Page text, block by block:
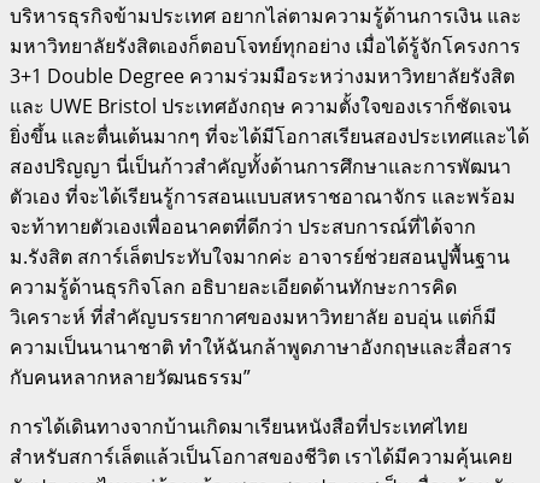
บริหารธุรกิจข้ามประเทศ อยากไล่ตามความรู้ด้านการเงิน และ
มหาวิทยาลัยรังสิตเองก็ตอบโจทย์ทุกอย่าง เมื่อได้รู้จักโครงการ
3+1 Double Degree ความร่วมมือระหว่างมหาวิทยาลัยรังสิต
และ UWE Bristol ประเทศอังกฤษ ความตั้งใจของเราก็ชัดเจน
ยิ่งขึ้น และตื่นเต้นมากๆ ที่จะได้มีโอกาสเรียนสองประเทศและได้
สองปริญญา นี่เป็นก้าวสำคัญทั้งด้านการศึกษาและการพัฒนา
ตัวเอง ที่จะได้เรียนรู้การสอนแบบสหราชอาณาจักร และพร้อม
จะท้าทายตัวเองเพื่ออนาคตที่ดีกว่า ประสบการณ์ที่ได้จาก
ม.รังสิต สการ์เล็ตประทับใจมากค่ะ อาจารย์ช่วยสอนปูพื้นฐาน
ความรู้ด้านธุรกิจโลก อธิบายละเอียดด้านทักษะการคิด
วิเคราะห์ ที่สำคัญบรรยากาศของมหาวิทยาลัย อบอุ่น แต่ก็มี
ความเป็นนานาชาติ ทำให้ฉันกล้าพูดภาษาอังกฤษและสื่อสาร
กับคนหลากหลายวัฒนธรรม”
การได้เดินทางจากบ้านเกิดมาเรียนหนังสือที่ประเทศไทย
สำหรับสการ์เล็ตแล้วเป็นโอกาสของชีวิต เราได้มีความคุ้นเคย